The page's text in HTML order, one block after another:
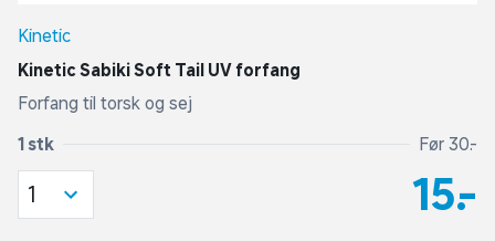
Kinetic
Kinetic Sabiki Soft Tail UV forfang
Forfang til torsk og sej
1 stk Før 30,-
15,-
1